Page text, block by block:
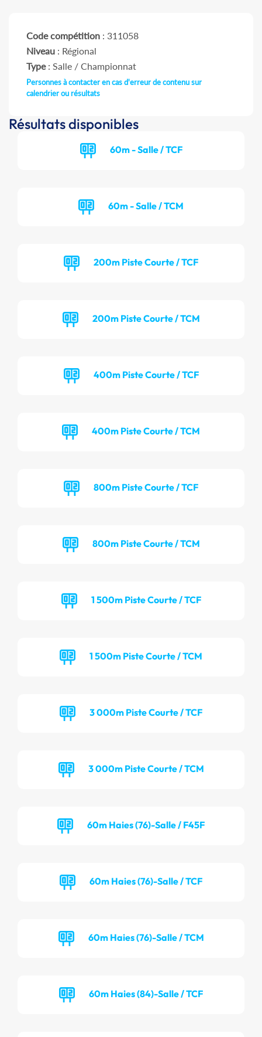
Code compétition : 311058
Niveau : Régional
Type: Salle / Championnat
Personnes à contacter en cas d'erreur de contenu sur
calendrier ou résultats
Résultats disponibles
60m - Salle / TCF
60m - Salle / TCM
200m Piste Courte / TCF
200m Piste Courte / TCM
400m Piste Courte / TCF
400m Piste Courte / TCM
800m Piste Courte / TCF
800m Piste Courte / TCM
1 500m Piste Courte / TCF
1 500m Piste Courte / TCM
3 000m Piste Courte / TCF
3 000m Piste Courte / TCM
60m Haies (76)-Salle / F45F
60m Haies (76)-Salle / TCF
60m Haies (76)-Salle / TCM
60m Haies (84)-Salle / TCF